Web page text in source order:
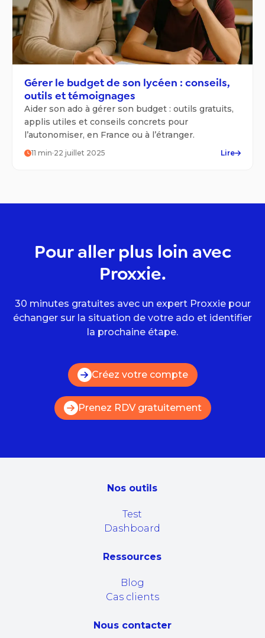
Gérer le budget de son lycéen : conseils,
outils et témoignages
Aider son ado à gérer son budget : outils gratuits,
applis utiles et conseils concrets pour
l’autonomiser, en France ou à l’étranger.
11 min·22 juillet 2025 Lire
Pour aller plus loin avec
Proxxie.
30 minutes gratuites avec un expert Proxxie pour
échanger sur la situation de votre ado et identifier
la prochaine étape.
Créez votre compte
Prenez RDV gratuitement
Nos outils
Test
Dashboard
Ressources
Blog
Cas clients
Nous contacter